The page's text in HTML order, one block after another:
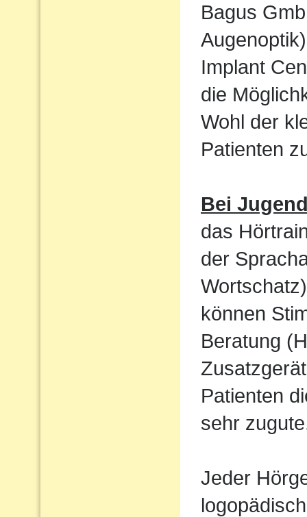
Bagus
Implant
die
Wohl der
Patienten
Bei
das
der
können
Beratung
Patienten
sehr
Jeder